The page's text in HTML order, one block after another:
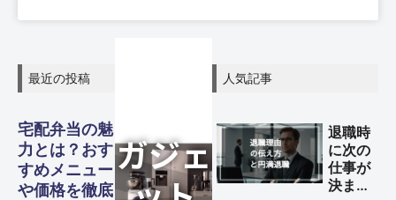
最近の投稿
宅配弁当の魅
力とは？おす
すめメニュー
や価格を徹底
人気記事
退職時
に次の
仕事が
決まっ